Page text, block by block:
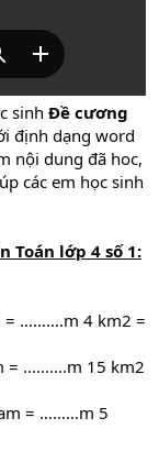
sinh Đề cương
định dạng word
nội dung đã hoc,
các em học sinh
Toán lớp 4 số 1:
= ……….m 4 km2 =
= ……….m 15 km2
= ………m 5